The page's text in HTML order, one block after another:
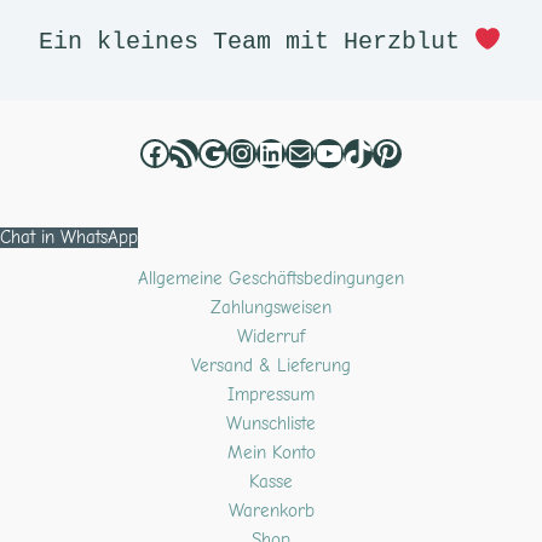
Ein kleines Team mit Herzblut
Chat in WhatsApp
Allgemeine Geschäftsbedingungen
Zahlungsweisen
Widerruf
Versand & Lieferung
Impressum
Wunschliste
Mein Konto
Kasse
Warenkorb